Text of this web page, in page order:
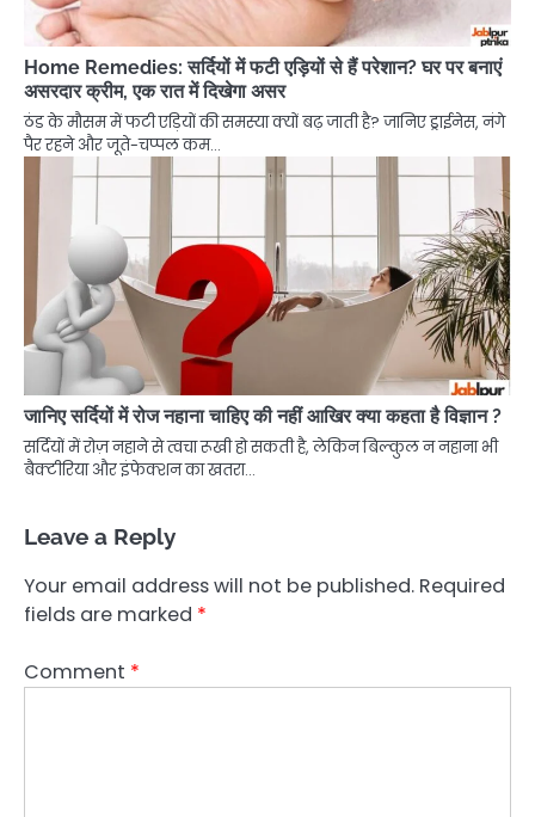
Home Remedies: सर्दियों में फटी एड़ियों से हैं परेशान? घर पर बनाएं
असरदार क्रीम, एक रात में दिखेगा असर
ठंड के मौसम में फटी एड़ियों की समस्या क्यों बढ़ जाती है? जानिए ड्राईनेस, नंगे
पैर रहने और जूते-चप्पल कम…
जानिए सर्दियों में रोज नहाना चाहिए की नहीं आखिर क्या कहता है विज्ञान ?
सर्दियों में रोज़ नहाने से त्वचा रूखी हो सकती है, लेकिन बिल्कुल न नहाना भी
बैक्टीरिया और इंफेक्शन का खतरा…
Leave a Reply
Your email address will not be published. Required
fields are marked *
Comment *